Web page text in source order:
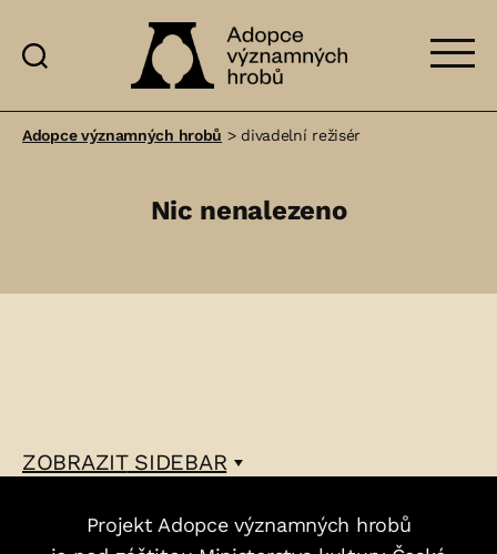
významných
Adopce významných hrobů >divadelní režisér
Nic nenalezeno
ZOBRAZITSIDEBAR
Projekt Adopce významných hrobů